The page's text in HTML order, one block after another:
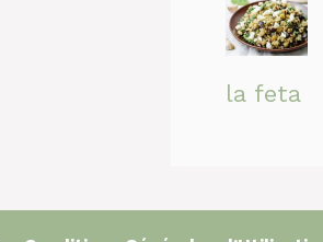
la feta